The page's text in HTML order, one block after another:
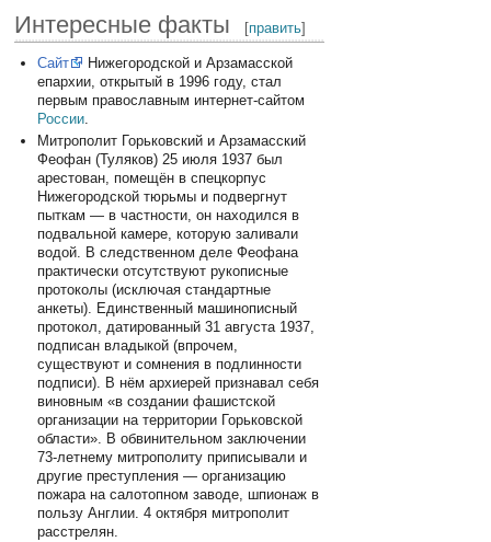
Интересные факты [править]
Сайт
Нижегородской и Арзамасской
епархии, открытый в 1996 году, стал
первым православным интернет-сайтом
России.
Митрополит Горьковский и Арзамасский
Феофан (Туляков) 25 июля 1937 был
арестован, помещён в спецкорпус
Нижегородской тюрьмы и подвергнут
пыткам — в частности, он находился в
подвальной камере, которую заливали
водой. В следственном деле Феофана
практически отсутствуют рукописные
протоколы (исключая стандартные
анкеты). Единственный машинописный
протокол, датированный 31 августа 1937,
подписан владыкой (впрочем,
существуют и сомнения в подлинности
подписи). В нём архиерей признавал себя
виновным «в создании фашистской
организации на территории Горьковской
области». В обвинительном заключении
73-летнему митрополиту приписывали и
другие преступления — организацию
пожара на салотопном заводе, шпионаж в
пользу Англии. 4 октября митрополит
расстрелян.